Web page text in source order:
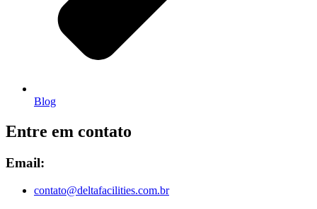
Blog
Entre em contato
Email:
contato@deltafacilities.com.br